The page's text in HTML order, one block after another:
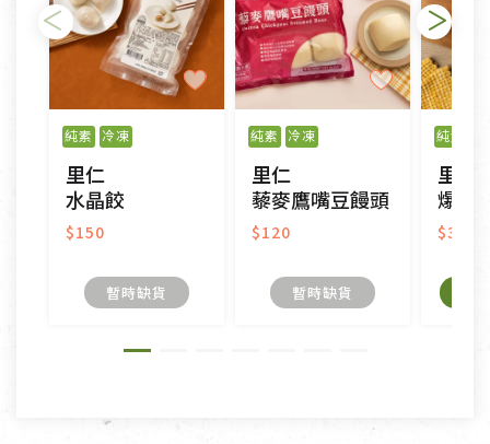
不適用七天鑑賞期商品：
以數位或電磁紀錄形式儲存之商品、易於變質或損壞
之商品、以及性質上無法或不適合退換之商品：如
CD、VCD、DVD、電腦軟體，若產品瑕疵無法讀取僅
接受原片換新。
衣飾鞋類-如T恤，如於送達後水洗或污損者。
美容保養用品、內衣褲、襪子、口罩等私人消耗性產
內衣褲、襪子、口罩個人衛生用品除商品本身有瑕疵
外,依據《通訊交易解除權合理例外情事適用準
不在此限。
純素 冷凍
里仁
水晶餃
$150
暫時缺貨
純素 冷凍
里仁
藜麥鷹嘴豆饅頭
$120
暫時缺貨
純素
里仁
爆汁
$380